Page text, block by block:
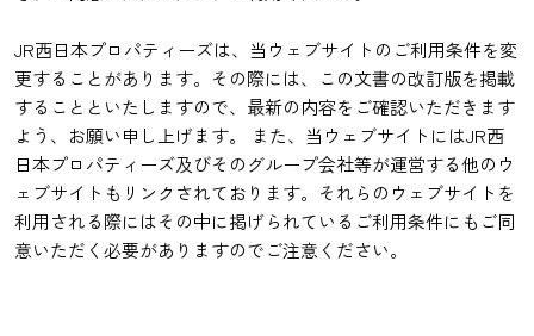
JR西日本プロパティーズは、当ウェブサイトのご利用条件を変
更することがあります。その際には、この文書の改訂版を掲載
することといたしますので、最新の内容をご確認いただきます
よう、お願い申し上げます。 また、当ウェブサイトにはJR西
日本プロパティーズ及びそのグループ会社等が運営する他のウ
ェブサイトもリンクされております。それらのウェブサイトを
利用される際にはその中に掲げられているご利用条件にもご同
意いただく必要がありますのでご注意ください。